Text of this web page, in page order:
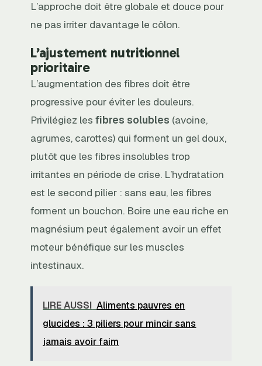
L’approche doit être globale et douce pour
ne pas irriter davantage le côlon.
L’ajustement nutritionnel
prioritaire
L’augmentation des fibres doit être
progressive pour éviter les douleurs.
Privilégiez les fibres solubles (avoine,
agrumes, carottes) qui forment un gel doux,
plutôt que les fibres insolubles trop
irritantes en période de crise. L’hydratation
est le second pilier : sans eau, les fibres
forment un bouchon. Boire une eau riche en
magnésium peut également avoir un effet
moteur bénéfique sur les muscles
intestinaux.
LIRE AUSSI Aliments pauvres en
glucides : 3 piliers pour mincir sans
jamais avoir faim